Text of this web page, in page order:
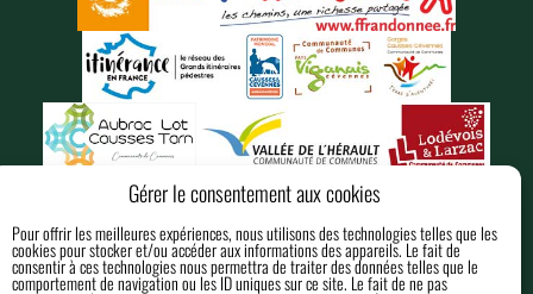
Gérer le consentement aux cookies
Pour offrir les meilleures expériences, nous utilisons des technologies telles que les
cookies pour stocker et/ou accéder aux informations des appareils. Le fait de
consentir à ces technologies nous permettra de traiter des données telles que le
comportement de navigation ou les ID uniques sur ce site. Le fait de ne pas